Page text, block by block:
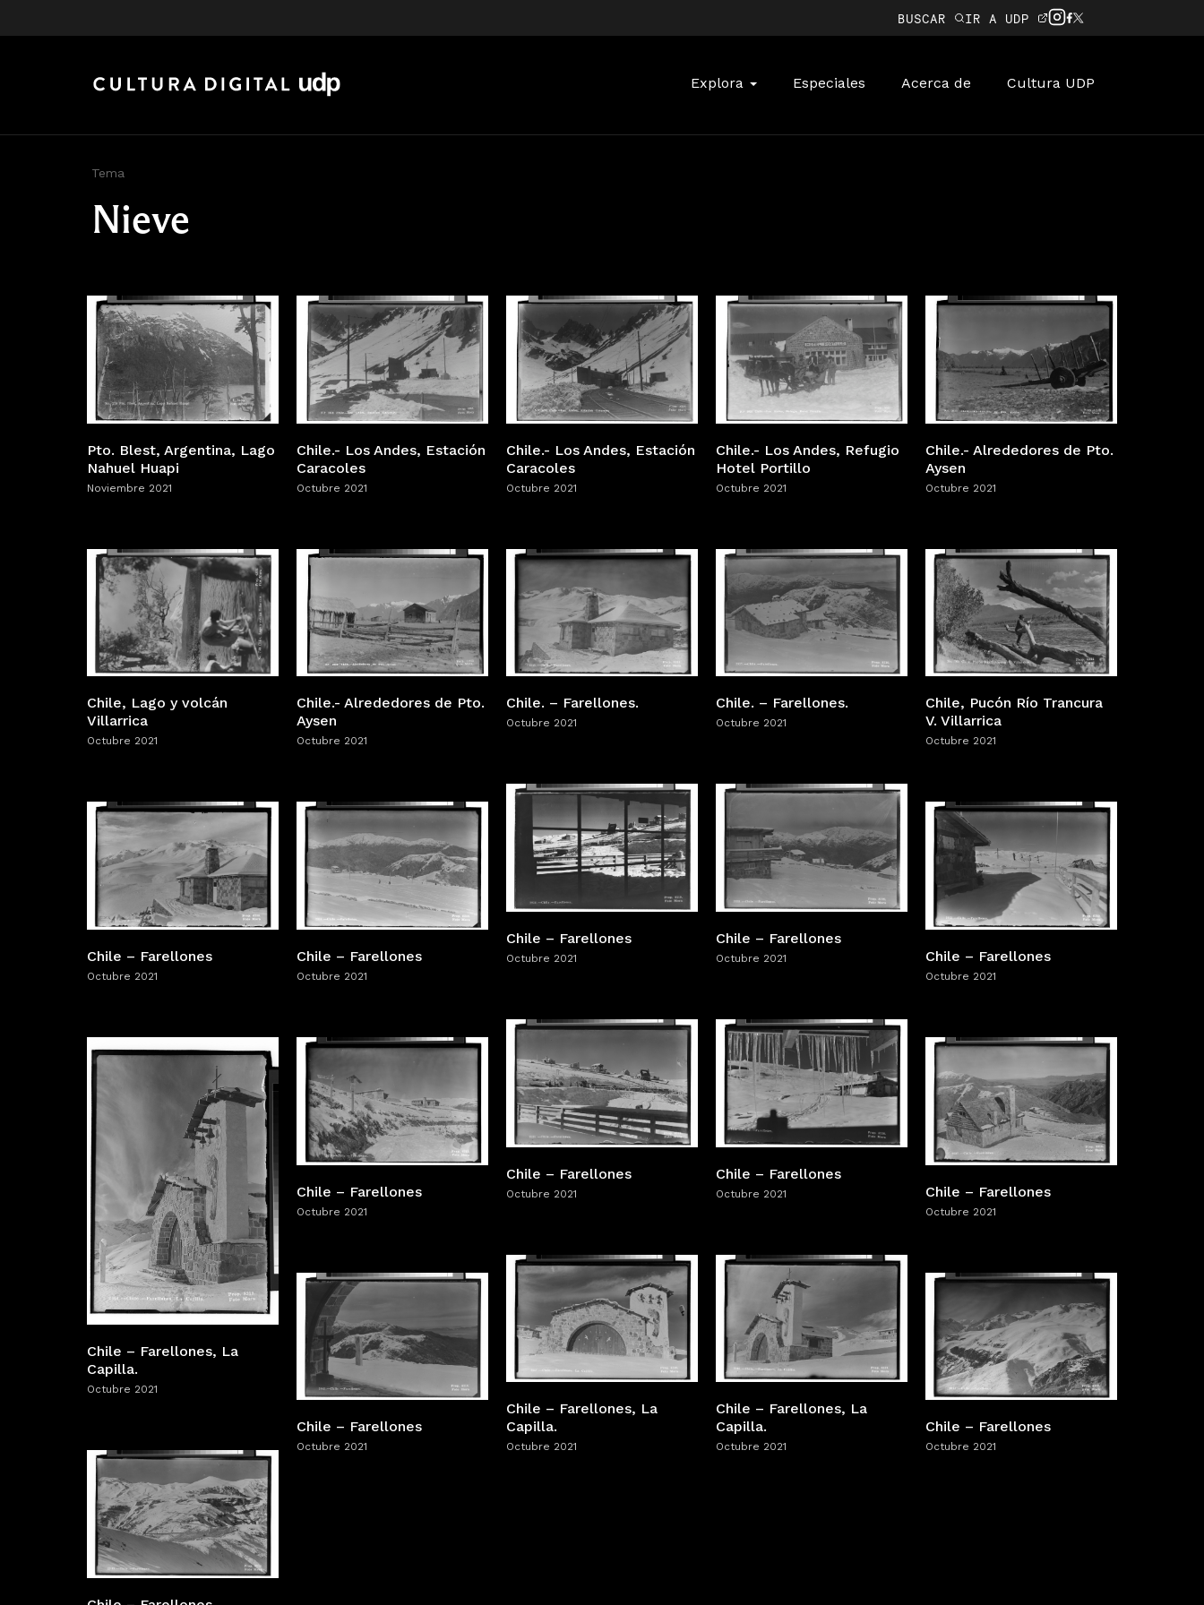
BUSCAR IR A UDP
Explora Especiales Acerca de Cultura UDP
Tema
Nieve
Pto. Blest, Argentina, Lago
Nahuel Huapi
Noviembre 2021
Chile.- Los Andes, Estación
Caracoles
Octubre 2021
Chile.- Los Andes, Estación
Caracoles
Octubre 2021
Chile.- Los Andes, Refugio
Hotel Portillo
Octubre 2021
Chile.- Alrededores de Pto.
Aysen
Octubre 2021
Chile.- Alrededores de Pto.
Aysen
Octubre 2021
Chile. – Farellones.
Octubre 2021
Chile. – Farellones.
Octubre 2021
Chile, Pucón Río Trancura
V. Villarrica
Octubre 2021
Chile, Lago y volcán
Villarrica
Octubre 2021
Chile – Farellones
Octubre 2021
Chile – Farellones
Octubre 2021
Chile – Farellones
Octubre 2021
Chile – Farellones
Octubre 2021
Chile – Farellones
Octubre 2021
Chile – Farellones
Octubre 2021
Chile – Farellones
Octubre 2021
Chile – Farellones
Octubre 2021
Chile – Farellones
Octubre 2021
Chile – Farellones, La
Capilla.
Octubre 2021
Chile – Farellones, La
Capilla.
Octubre 2021
Chile – Farellones, La
Capilla.
Octubre 2021
Chile – Farellones
Octubre 2021
Chile – Farellones
Octubre 2021